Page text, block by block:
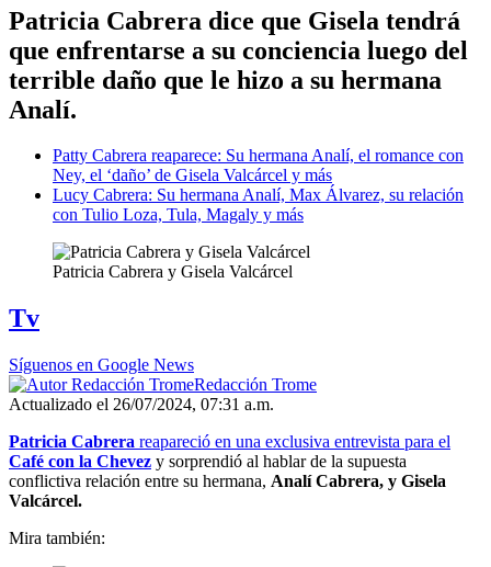
Patricia Cabrera dice que Gisela tendrá
que enfrentarse a su conciencia luego del
terrible daño que le hizo a su hermana
Analí.
Patty Cabrera reaparece: Su hermana Analí, el romance con
Ney, el ‘daño’ de Gisela Valcárcel y más
Lucy Cabrera: Su hermana Analí, Max Álvarez, su relación
con Tulio Loza, Tula, Magaly y más
Patricia Cabrera y Gisela Valcárcel
Tv
Síguenos en Google News
Redacción Trome
Actualizado el 26/07/2024, 07:31 a.m.
Patricia Cabrera reapareció en una exclusiva entrevista para el
Café con la Chevez y sorprendió al hablar de la supuesta
conflictiva relación entre su hermana, Analí Cabrera, y Gisela
Valcárcel.
Mira también: